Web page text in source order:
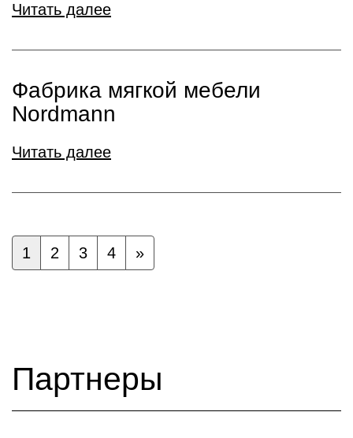
Читать далее
Фабрика мягкой мебели
Nordmann
Читать далее
1 2 3 4 »
Партнеры